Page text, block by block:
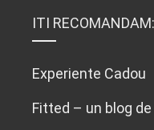
ITI RECOMANDAM:
Experiente Cadou
Fitted – un blog